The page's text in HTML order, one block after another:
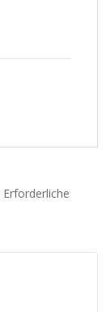
Erforderliche